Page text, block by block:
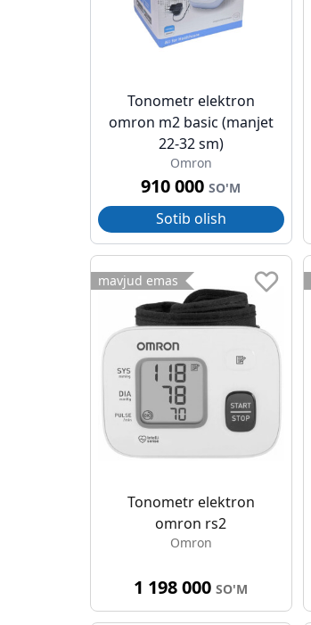
Tonometr elektron
omron m2 basic (manjet
22-32 sm)
Omron
910 000SO'M
Sotib olish
mavjud emas
Tonometr elektron
omron rs2
Omron
1 198 000SO'M